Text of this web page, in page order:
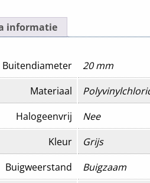
informatie
Buitendiameter
20 mm
Materiaal
Halogeenvrij
Nee
Kleur
Grijs
Buigweerstand
Buigzaam